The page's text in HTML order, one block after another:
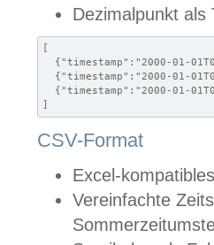
Dezimalpunkt als
[
{"timestamp":"2000-01-
{"timestamp":"2000-01-
{"timestamp":"2000-01-
]
CSV-Format
Excel-
Vereinfachte